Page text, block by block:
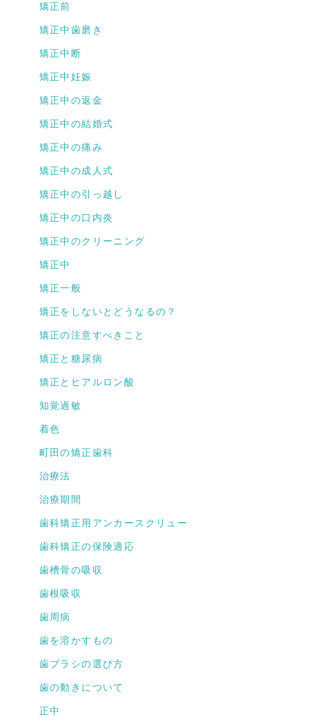
矯正前
矯正中歯磨き
矯正中断
矯正中妊娠
矯正中の返金
矯正中の結婚式
矯正中の痛み
矯正中の成人式
矯正中の引っ越し
矯正中の口内炎
矯正中のクリーニング
矯正中
矯正一般
矯正をしないとどうなるの？
矯正の注意すべきこと
矯正と糖尿病
矯正とヒアルロン酸
知覚過敏
着色
町田の矯正歯科
治療法
治療期間
歯科矯正用アンカースクリュー
歯科矯正の保険適応
歯槽骨の吸収
歯根吸収
歯周病
歯を溶かすもの
歯ブラシの選び方
歯の動きについて
正中